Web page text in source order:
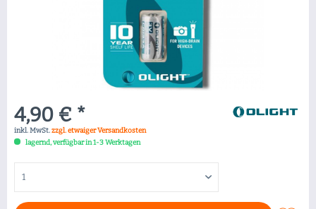
4,90 € *
inkl. MwSt.zzgl. etwaiger Versandkosten
lagernd, verfügbar in 1-3 Werktagen